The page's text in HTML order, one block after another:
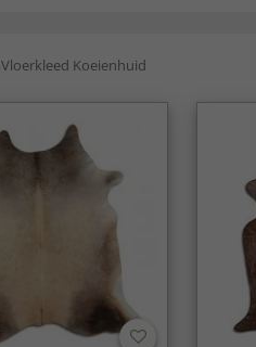
Vloerkleed Koeienhuid